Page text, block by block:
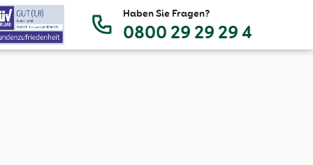
Haben Sie Fragen?
0800 29 29 29 4